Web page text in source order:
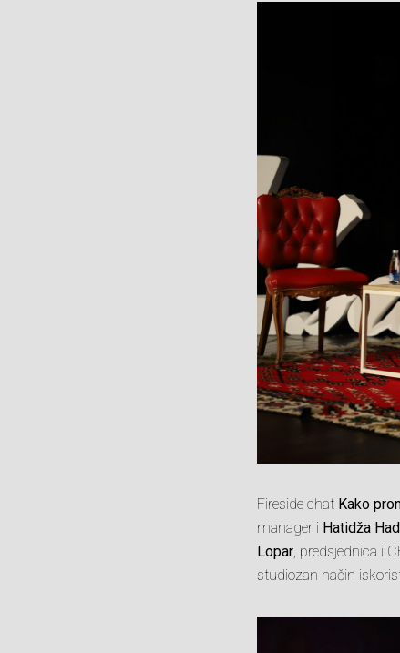
Fireside chat Kako
manager i Hatidža
Lopar, predsjednica i
studiozan način